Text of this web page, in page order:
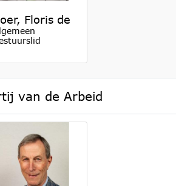
Floris de
van de Arbeid